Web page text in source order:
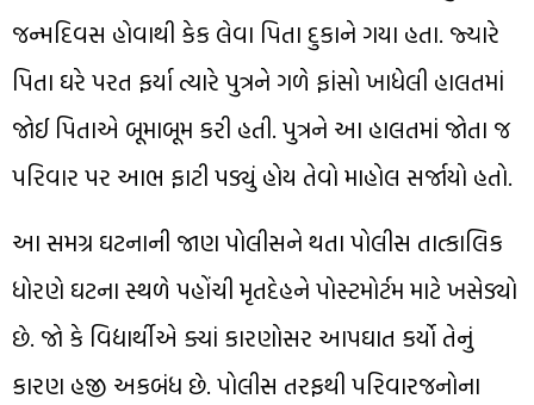
જન્મદિવસ હોવાથી કેક લેવા પિતા દુકાને ગયા હતા. જ્યારે
પિતા ઘરે પરત ફર્યા ત્યારે પુત્રને ગળે ફાંસો ખાધેલી હાલતમાં
જોઈ પિતાએ બૂમાબૂમ કરી હતી. પુત્રને આ હાલતમાં જોતા જ
પરિવાર પર આભ ફાટી પડ્યું હોય તેવો માહોલ સર્જાયો હતો.
આ સમગ્ર ઘટનાની જાણ પોલીસને થતા પોલીસ તાત્કાલિક
ધોરણે ઘટના સ્થળે પહોંચી મૃતદેહને પોસ્ટમોર્ટમ માટે ખસેડ્યો
છે. જો કે વિદ્યાર્થીએ ક્યાં કારણોસર આપઘાત કર્યો તેનું
કારણ હજી અકબંધ છે. પોલીસ તરફથી પરિવારજનોના